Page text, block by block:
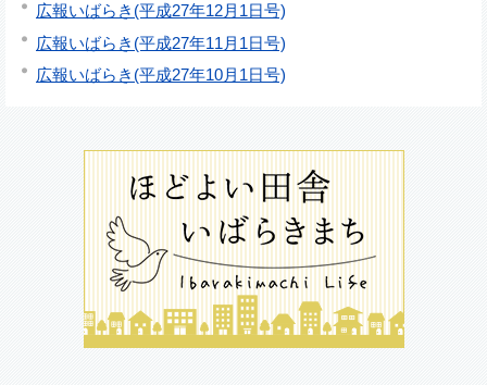
広報いばらき(平成27年12月1日号)
広報いばらき(平成27年11月1日号)
広報いばらき(平成27年10月1日号)